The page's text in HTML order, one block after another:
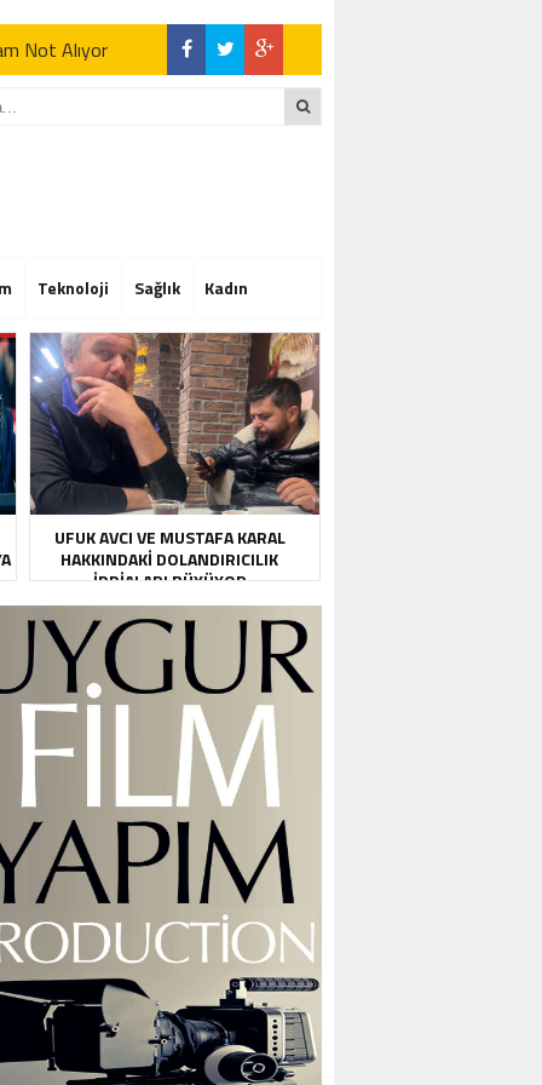
Not Alıyor
Not Alıyor
Teknoloji Sağlık Kadın
UFUK AVCI VE MUSTAFA KARAL
HAKKINDAKI DOLANDIRICILIK
İDDIALARI BÜYÜYOR